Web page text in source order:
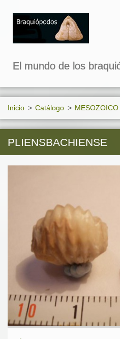
El mundo de los
Inicio > Catálogo > MESOZOICO
PLIENSBACHIENSE